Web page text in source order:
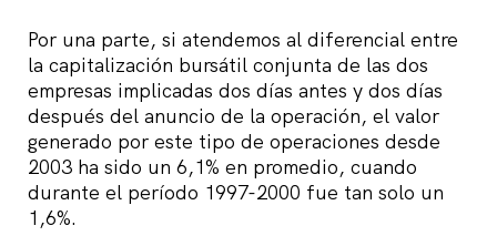
Por una parte, si atendemos al diferencial entre
la capitalización bursátil conjunta de las dos
empresas implicadas dos días antes y dos días
después del anuncio de la operación, el valor
generado por este tipo de operaciones desde
2003 ha sido un 6,1% en promedio, cuando
durante el período 1997-2000 fue tan solo un
1,6%.